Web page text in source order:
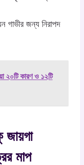
গাভীর জন্য নিরাপদ
২০টি কারণ ও ১২টি
মাপ